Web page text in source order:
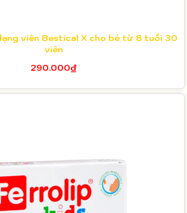
viên Bestical X cho bé từ 8 tuổi 30
viên
290.000₫